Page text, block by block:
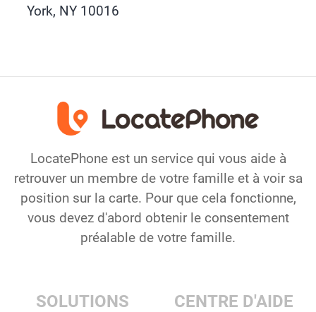
York, NY 10016
LocatePhone est un service qui vous aide à
retrouver un membre de votre famille et à voir sa
position sur la carte. Pour que cela fonctionne,
vous devez d'abord obtenir le consentement
préalable de votre famille.
SOLUTIONS CENTRE D'AIDE